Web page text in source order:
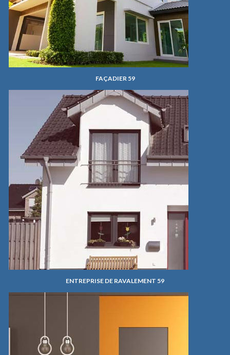
FAÇADIER 59
ENTREPRISE DE RAVALEMENT 59